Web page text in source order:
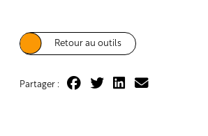
Retour au outils
Partager :